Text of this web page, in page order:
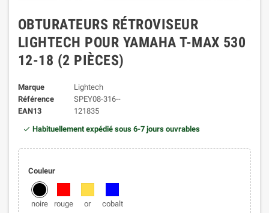
OBTURATEURS RÉTROVISEUR
LIGHTECH POUR YAMAHA T-MAX 530
12-18 (2 PIÈCES)
Marque
Lightech
Référence
SPEY08-316--
EAN13
121835
Habituellement expédié sous 6-7 jours ouvrables
Couleur
noire rouge or cobalt